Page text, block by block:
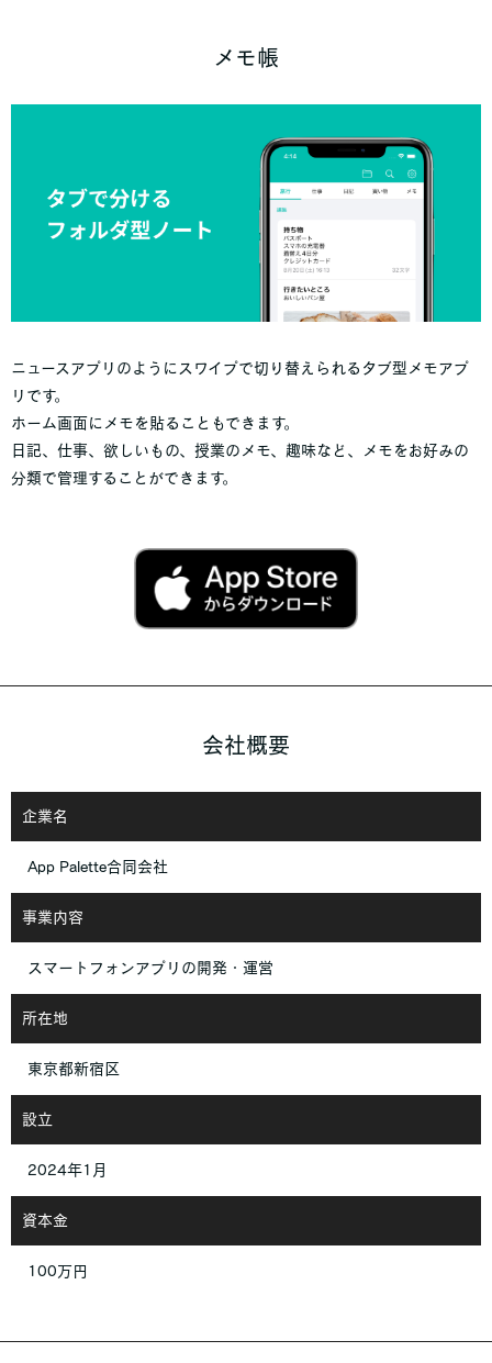
メモ帳
ニュースアプリのようにスワイプで切り替えられるタブ型メモアプ
リです。
ホーム画面にメモを貼ることもできます。
日記、仕事、欲しいもの、授業のメモ、趣味など、メモをお好みの
分類で管理することができます。
会社概要
企業名
App Palette合同会社
事業内容
スマートフォンアプリの開発・運営
所在地
東京都新宿区
設立
2024年1月
資本金
100万円